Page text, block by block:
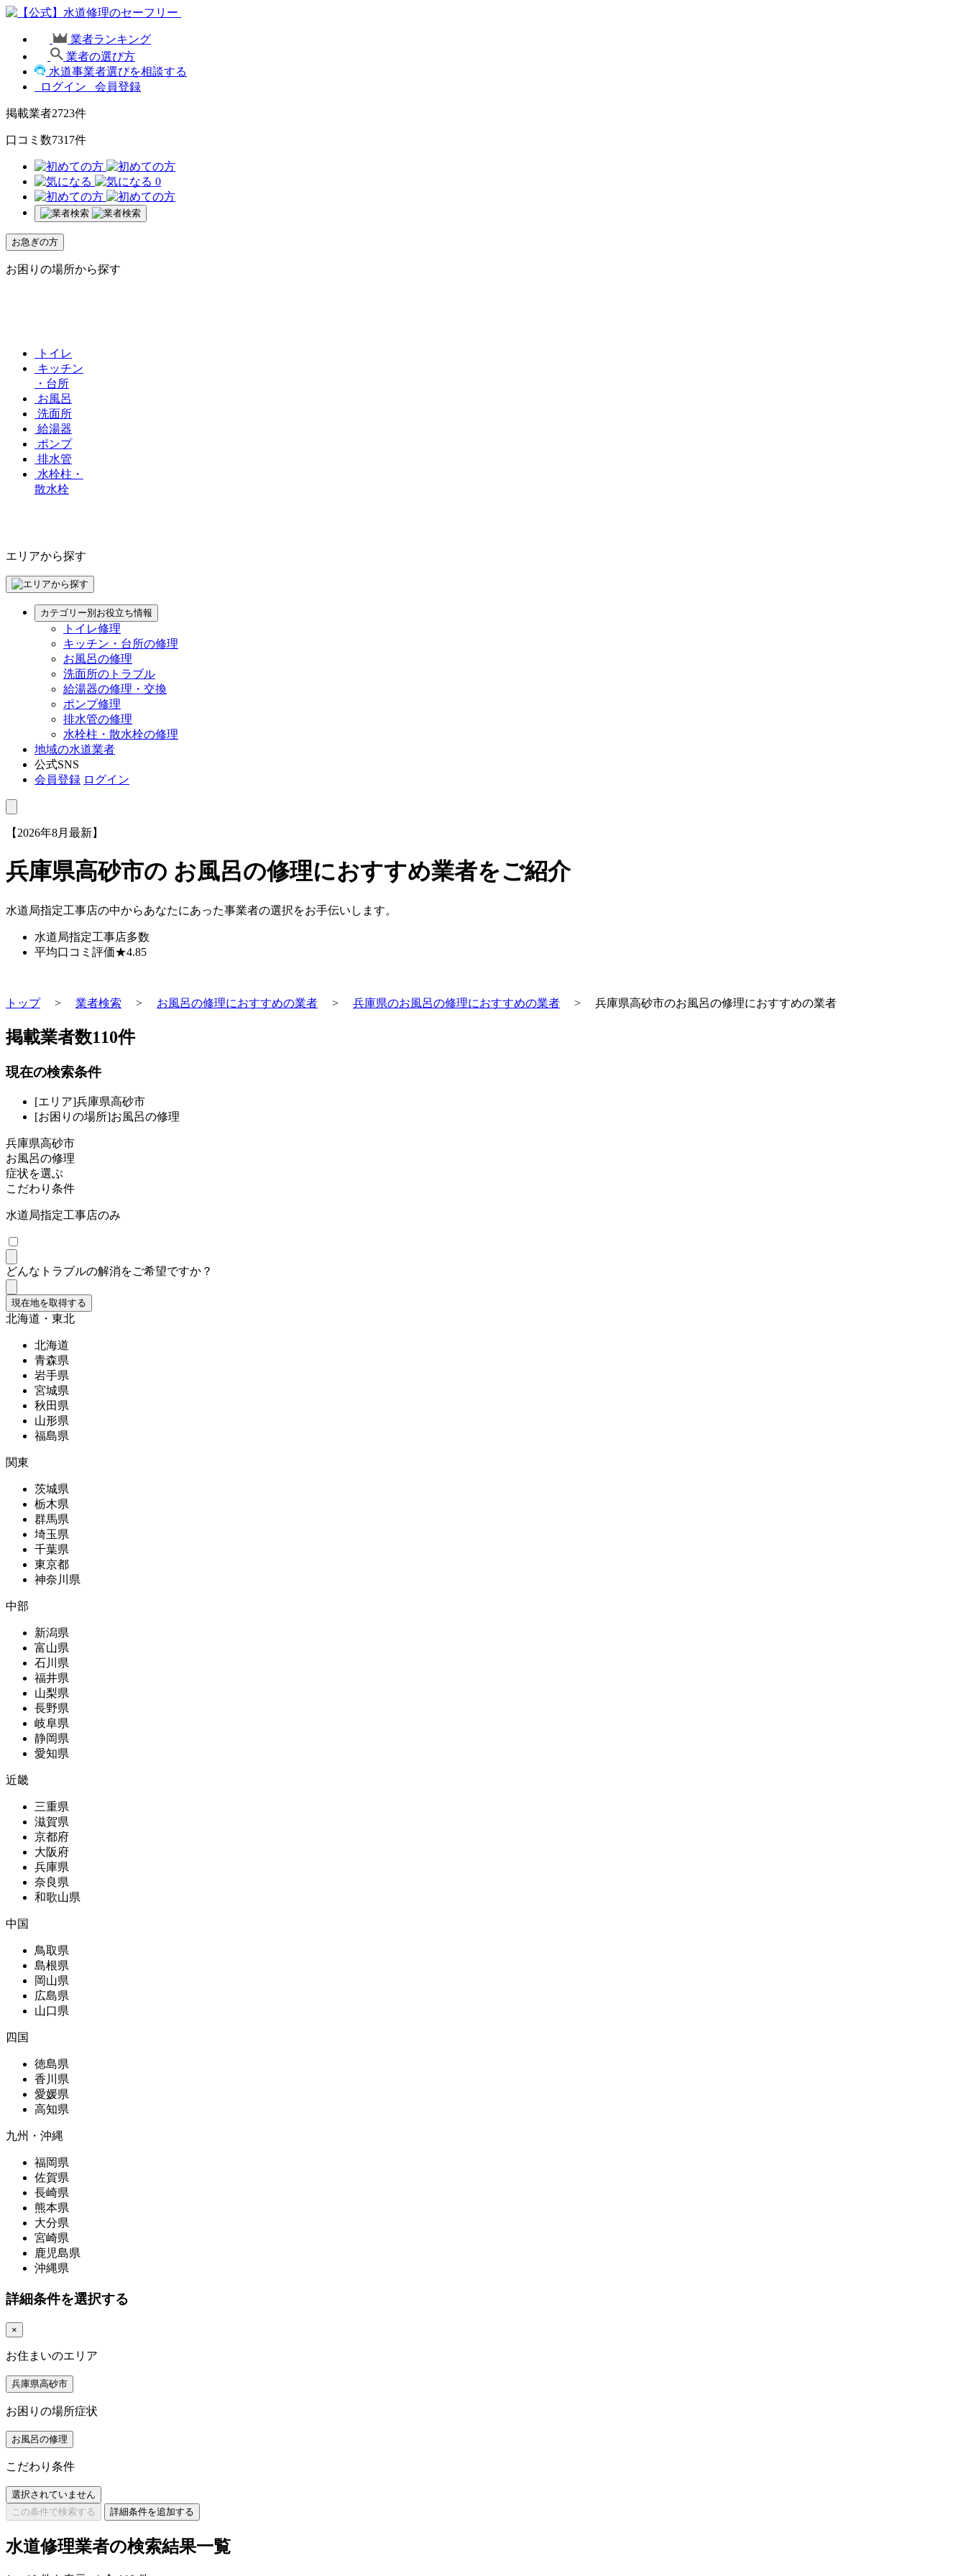
業者ランキング
業者の選び方
水道事業者選びを相談する
ログイン
会員登録
掲載業者2723件
口コミ数7317件
0
お急ぎの方
お困りの場所から探す
トイレ
キッチン
・台所
お風呂
洗面所
給湯器
ポンプ
排水管
水栓柱・
散水栓
エリアから探す
カテゴリー別お役立ち情報
トイレ修理
キッチン・台所の修理
お風呂の修理
洗面所のトラブル
給湯器の修理・交換
ポンプ修理
排水管の修理
水栓柱・散水栓の修理
地域の水道業者
公式SNS
会員登録 ログイン
【2026年8月最新】
兵庫県高砂市の お風呂の修理におすすめ業者をご紹介
水道局指定工事店の中からあなたにあった事業者の選択をお手伝いします。
水道局指定工事店多数
平均口コミ評価★4.85
トップ> 業者検索 > お風呂の修理におすすめの業者 > 兵庫県のお風呂の修理におすすめの業者 > 兵庫県高砂市のお風呂の修理におすすめの業者
掲載業者数110件
現在の検索条件
[エリア]兵庫県高砂市
[お困りの場所]お風呂の修理
兵庫県高砂市
お風呂の修理
症状を選ぶ
こだわり条件
水道局指定工事店のみ
どんなトラブルの解消をご希望ですか？
現在地を取得する
北海道・東北
北海道
青森県
岩手県
宮城県
秋田県
山形県
福島県
関東
茨城県
栃木県
群馬県
埼玉県
千葉県
東京都
神奈川県
中部
新潟県
富山県
石川県
福井県
山梨県
長野県
岐阜県
静岡県
愛知県
近畿
三重県
滋賀県
京都府
大阪府
兵庫県
奈良県
和歌山県
中国
鳥取県
島根県
岡山県
広島県
山口県
四国
徳島県
香川県
愛媛県
高知県
九州・沖縄
福岡県
佐賀県
長崎県
熊本県
大分県
宮崎県
鹿児島県
沖縄県
詳細条件を選択する
×
お住まいのエリア
兵庫県高砂市
お困りの場所症状
お風呂の修理
こだわり条件
選択されていません
この条件で検索する
詳細条件を追加する
水道修理業者の検索結果一覧